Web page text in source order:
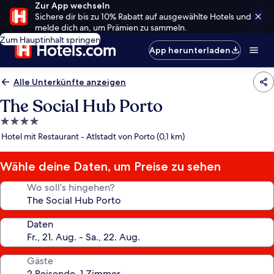
Zur App wechseln
Sichere dir bis zu 10% Rabatt auf ausgewählte Hotels und
melde dich an, um Prämien zu sammeln.
Zum Hauptinhalt springen
App herunterladen
Alle Unterkünfte anzeigen
The Social Hub Porto
4.0-
Sterne-
Hotel mit Restaurant - Atlstadt von Porto (0,1 km)
Wähle deine Daten, um Preise zu sehen
Wo soll’s hingehen?
Daten
Gäste